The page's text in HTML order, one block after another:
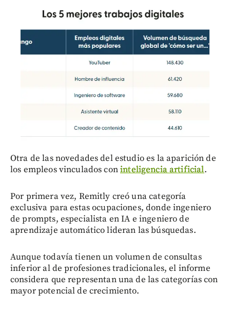
Otra de las novedades del estudio es la aparición de
los empleos vinculados coninteligencia artificial.
Por primera vez, Remitly creó una categoría
exclusiva para estas ocupaciones, donde ingeniero
de prompts, especialista en IA e ingeniero de
aprendizaje automático lideran las búsquedas.
Aunque todavía tienen un volumen de consultas
inferior al de profesiones tradicionales, el informe
considera que representan una de las categorías con
mayor potencial de crecimiento.